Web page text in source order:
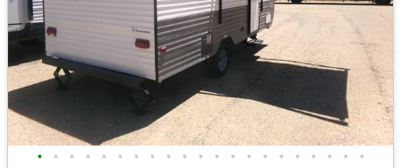
• • • • • • • • • • • • • • • • • • • • •